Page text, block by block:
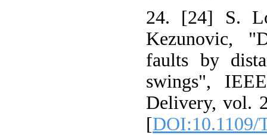
24. [24] S.
Kezunovic,
faults by
swings",
Delivery, vol.
[DOI:10.1109/